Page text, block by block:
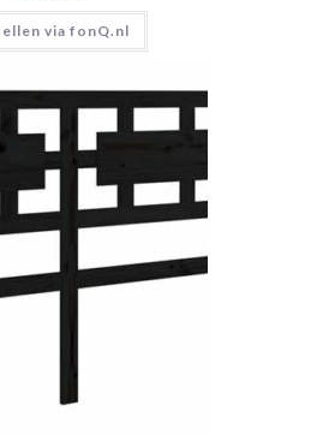
via fonQ.nl